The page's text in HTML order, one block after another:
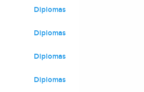
Diplomas
Diplomas
Diplomas
Diplomas